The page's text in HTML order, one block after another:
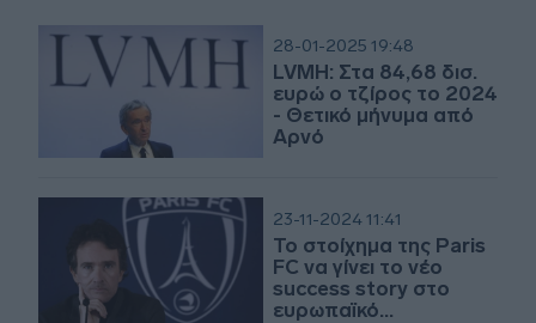
28-01-2025 19:48
LVMH: Στα 84,68 δισ.
ευρώ ο τζίρος το 2024
- Θετικό μήνυμα από
Αρνό
23-11-2024 11:41
Το στοίχημα της Paris
FC να γίνει το νέο
success story στο
ευρωπαϊκό